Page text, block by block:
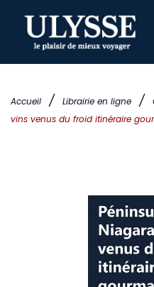
Accueil / Librairie en ligne /
vins venus du froid itinéraire